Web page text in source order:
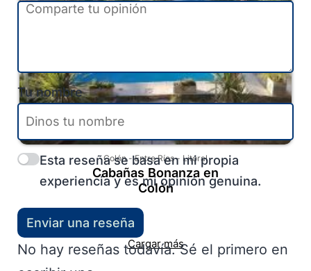
Colón-Entre Ríos- Litoral
Cabañas Bonanza en
Colón
Cargar más
Tu nombre
Esta reseña se basa en mi propia
experiencia y es mi opinión genuina.
Enviar una reseña
No hay reseñas todavía. Sé el primero en